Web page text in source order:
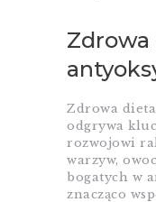
Zdrowa
odgrywa
rozwojowi
warzyw,
bogatych w
znacząco